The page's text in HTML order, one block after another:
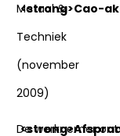
Metaal &
Techniek
(november
2009)
De werknemer